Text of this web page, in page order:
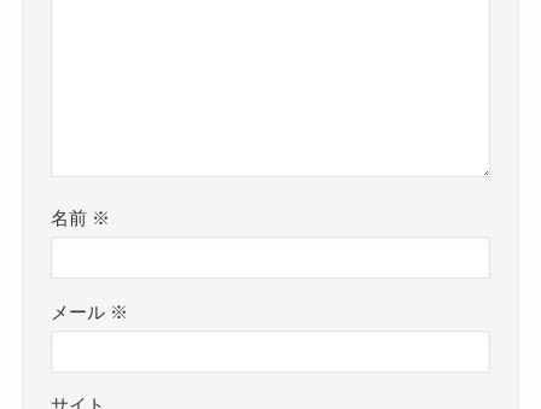
名前 ※
メール ※